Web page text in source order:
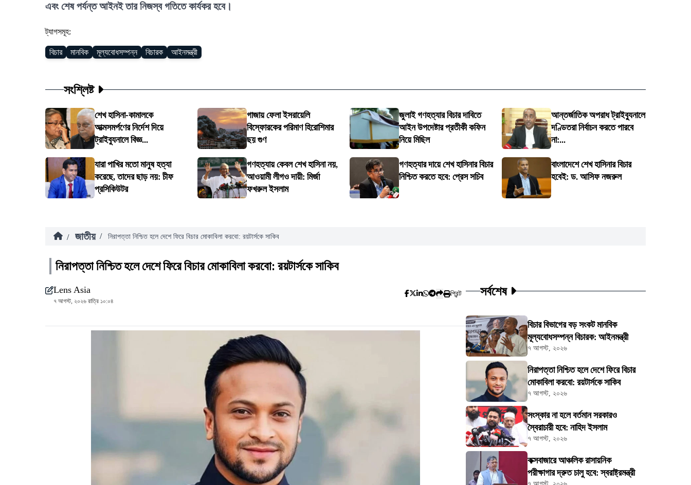
এবং শেষ পর্যন্ত আইনই তার নিজস্ব গতিতে কার্যকর হবে।
ট্যাগসমূহ:
বিচার মানবিক মূল্যবোধসম্পন্ন বিচারক আইনমন্ত্রী
সংশ্লিষ্ট
শেখ হাসিনা-কামালকে
আত্মসমর্পণের নির্দেশ দিয়ে
ট্রাইব্যুনালে বিজ্ঞ...
গাজায় ফেলা ইসরায়েলি
বিস্ফোরকের পরিমাণ হিরোশিমার
ছয় গুণ
জুলাই গণহত্যার বিচার দাবিতে
আইন উপদেষ্টার প্রতীকী কফিন
নিয়ে মিছিল
আন্তর্জাতিক অপরাধ ট্রাইব্যুনালে
দণ্ডিতরা নির্বাচন করতে পারবে
না:...
যারা পাখির মতো মানুষ হত্যা
করেছে, তাদের ছাড় নয়: চীফ
প্রসিকিউটর
গণহত্যায় কেবল শেখ হাসিনা নয়,
আওয়ামী লীগও দায়ী: মির্জা
ফখরুল ইসলাম
গণহত্যার দায়ে শেখ হাসিনার বিচার
নিশ্চিত করতে হবে: প্রেস সচিব
বাংলাদেশে শেখ হাসিনার বিচার
হবেই: ড. আসিফ নজরুল
/ জাতীয় / নিরাপত্তা নিশ্চিত হলে দেশে ফিরে বিচার মোকাবিলা করবো: রয়টার্সকে সাকিব
নিরাপত্তা নিশ্চিত হলে দেশে ফিরে বিচার মোকাবিলা করবো: রয়টার্সকে সাকিব
Lens Asia
৭ আগস্ট, ২০২৬ রাত্রি ১০:০৪
প্রিন্ট সর্বশেষ
বিচার বিভাগের বড় সংকট মানবিক
মূল্যবোধসম্পন্ন বিচারক: আইনমন্ত্রী
৭ আগস্ট, ২০২৬
নিরাপত্তা নিশ্চিত হলে দেশে ফিরে বিচার
মোকাবিলা করবো: রয়টার্সকে সাকিব
৭ আগস্ট, ২০২৬
সংস্কার না হলে বর্তমান সরকারও
স্বৈরাচারী হবে: নাহিদ ইসলাম
৭ আগস্ট, ২০২৬
কক্সবাজারে আঞ্চলিক রাসায়নিক
পরীক্ষাগার দ্রুত চালু হবে: স্বরাষ্ট্রমন্ত্রী